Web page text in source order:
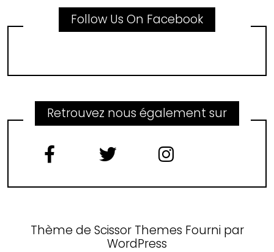
Follow Us On Facebook
Retrouvez nous également sur
Thème de Scissor Themes Fourni par
WordPress